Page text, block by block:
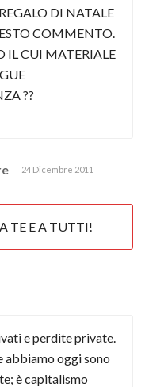
DI NATALE
COMMENTO.
IL CUI MATERIALE
??
24 Dicembre 2011
TE E A TUTTI!
e perdite private.
abbiamo oggi sono
è capitalismo